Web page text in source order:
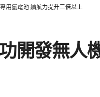
用氫電池 續航力提升三倍以上
開發無人